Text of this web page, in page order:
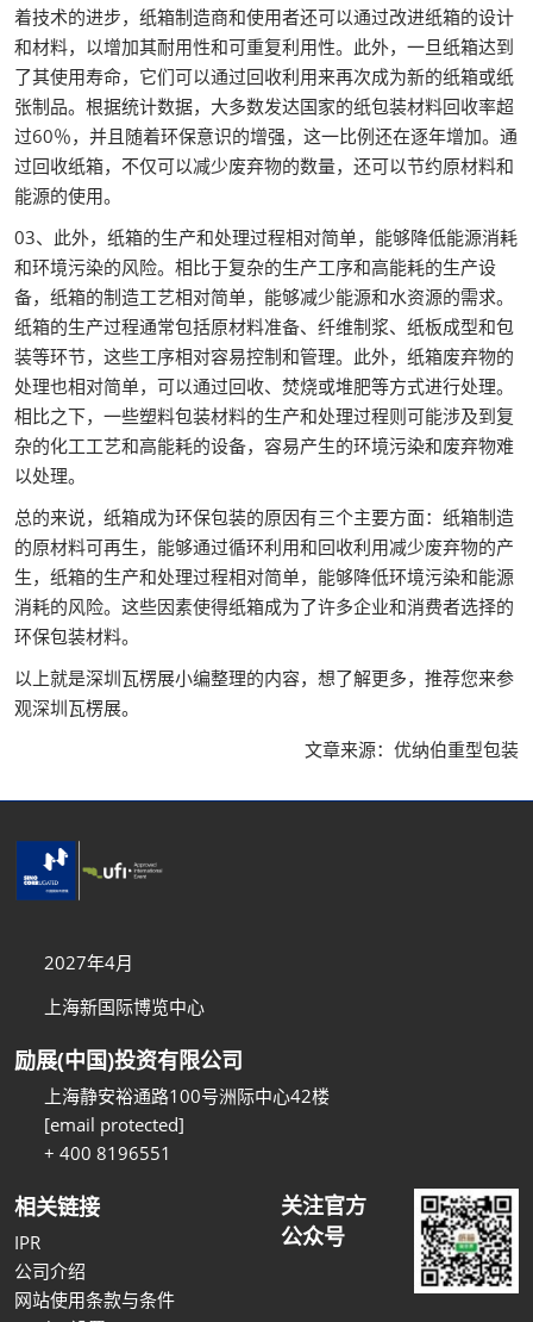
着技术的进步，纸箱制造商和使用者还可以通过改进纸箱的设计
和材料，以增加其耐用性和可重复利用性。此外，一旦纸箱达到
了其使用寿命，它们可以通过回收利用来再次成为新的纸箱或纸
张制品。根据统计数据，大多数发达国家的纸包装材料回收率超
过60％，并且随着环保意识的增强，这一比例还在逐年增加。通
过回收纸箱，不仅可以减少废弃物的数量，还可以节约原材料和
能源的使用。
03、此外，纸箱的生产和处理过程相对简单，能够降低能源消耗
和环境污染的风险。相比于复杂的生产工序和高能耗的生产设
备，纸箱的制造工艺相对简单，能够减少能源和水资源的需求。
纸箱的生产过程通常包括原材料准备、纤维制浆、纸板成型和包
装等环节，这些工序相对容易控制和管理。此外，纸箱废弃物的
处理也相对简单，可以通过回收、焚烧或堆肥等方式进行处理。
相比之下，一些塑料包装材料的生产和处理过程则可能涉及到复
杂的化工工艺和高能耗的设备，容易产生的环境污染和废弃物难
以处理。
总的来说，纸箱成为环保包装的原因有三个主要方面：纸箱制造
的原材料可再生，能够通过循环利用和回收利用减少废弃物的产
生，纸箱的生产和处理过程相对简单，能够降低环境污染和能源
消耗的风险。这些因素使得纸箱成为了许多企业和消费者选择的
环保包装材料。
以上就是深圳瓦楞展小编整理的内容，想了解更多，推荐您来参
观深圳瓦楞展。
文章来源：优纳伯重型包装
2027年4月
上海新国际博览中心
励展(中国)投资有限公司
上海静安裕通路100号洲际中心42楼
[email protected]
+ 400 8196551
相关链接
IPR
公司介绍
网站使用条款与条件
关注官方
公众号